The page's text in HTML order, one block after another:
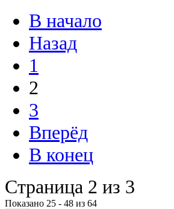
В начало
Назад
1
2
3
Вперёд
В конец
Страница 2 из 3
Показано 25 - 48 из 64